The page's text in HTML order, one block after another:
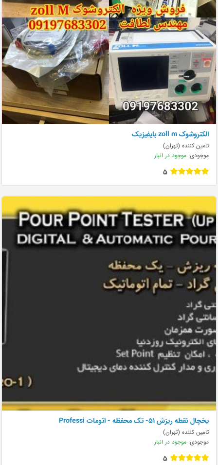
الکتروشوک zoll m بایفیزیک
تامین کننده (تهران)
موجودی: موجود در انبار
5
يخچال نقطه ريزش 51- تک محفظه - اتومات Professi
تامین کننده (تهران)
موجودی: موجود در انبار
5